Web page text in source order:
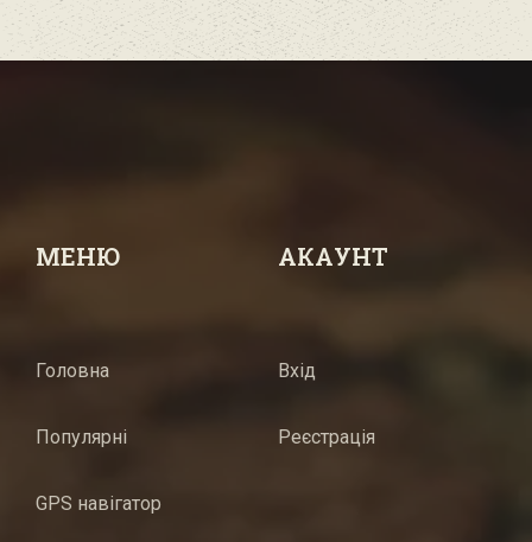
МЕНЮ
Головна
Популярні
GPS навігатор
АКАУНТ
Вхід
Реєстрація